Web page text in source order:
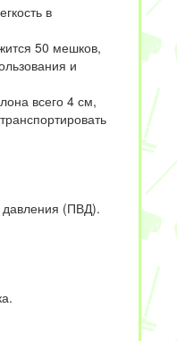
в
50 мешков,
и
всего 4 см,
давления (ПВД).